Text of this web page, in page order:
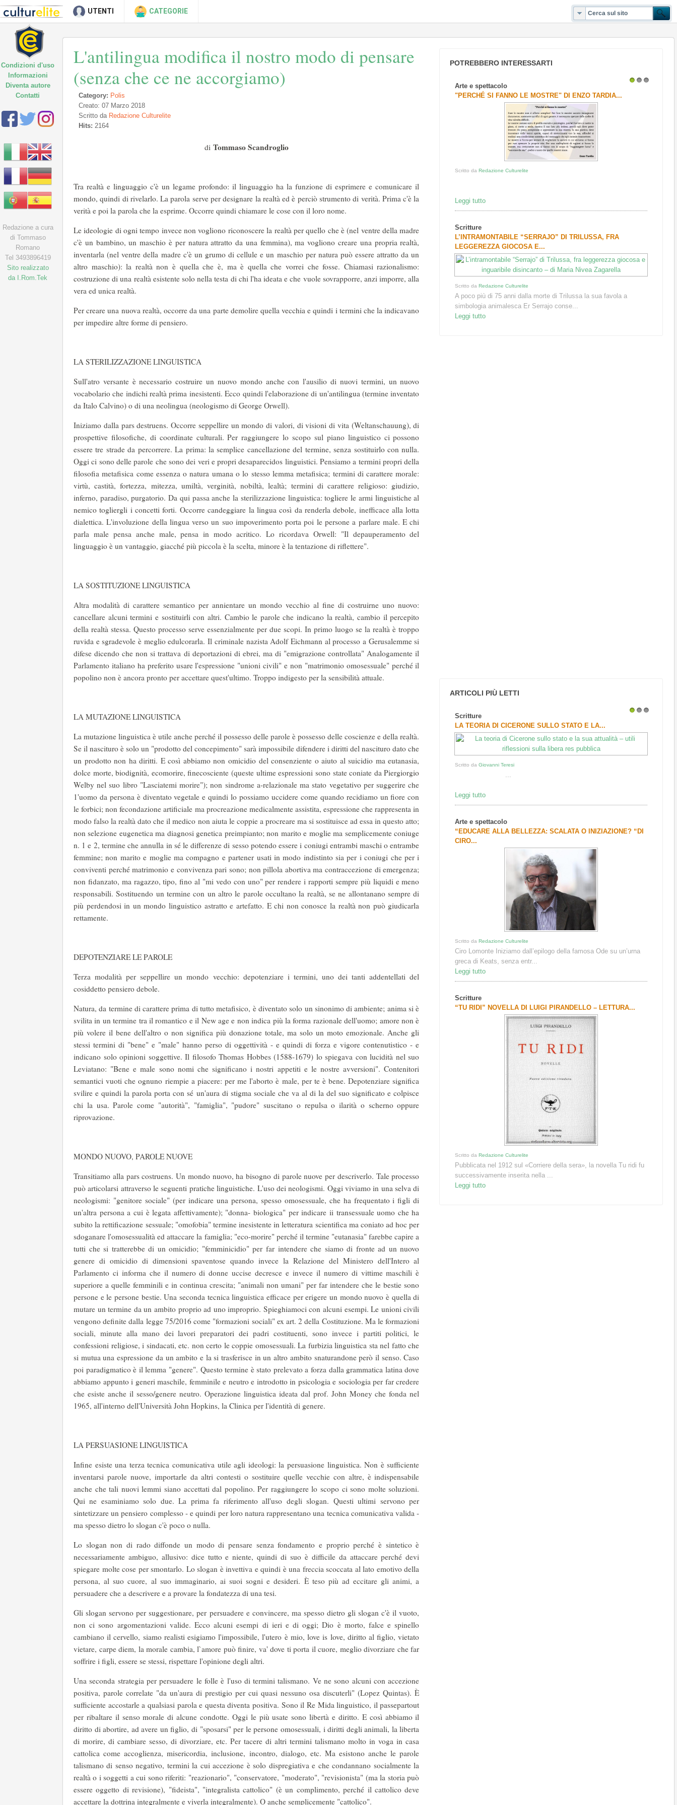
UTENTI CATEGORIE
L'antilingua modifica il nostro modo di pensare
(senza che ce ne accorgiamo)
Category: Polis
Creato: 07 Marzo 2018
Scritto da Redazione Culturelite
Hits: 2164
di Tommaso Scandroglio
Tra realtà e linguaggio c'è un legame profondo: il linguaggio ha la funzione di esprimere e comunicare il
mondo, quindi di rivelarlo. La parola serve per designare la realtà ed è perciò strumento di verità. Prima c'è la
verità e poi la parola che la esprime. Occorre quindi chiamare le cose con il loro nome.
Le ideologie di ogni tempo invece non vogliono riconoscere la realtà per quello che è (nel ventre della madre
c'è un bambino, un maschio è per natura attratto da una femmina), ma vogliono creare una propria realtà,
inventarla (nel ventre della madre c'è un grumo di cellule e un maschio per natura può essere attratto da un
altro maschio): la realtà non è quella che è, ma è quella che vorrei che fosse. Chiamasi razionalismo:
costruzione di una realtà esistente solo nella testa di chi l'ha ideata e che vuole sovrapporre, anzi imporre, alla
vera ed unica realtà.
Per creare una nuova realtà, occorre da una parte demolire quella vecchia e quindi i termini che la indicavano
per impedire altre forme di pensiero.
LA STERILIZZAZIONE LINGUISTICA
Sull'atro versante è necessario costruire un nuovo mondo anche con l'ausilio di nuovi termini, un nuovo
vocabolario che indichi realtà prima inesistenti. Ecco quindi l'elaborazione di un'antilingua (termine inventato
da Italo Calvino) o di una neolingua (neologismo di George Orwell).
Iniziamo dalla pars destruens. Occorre seppellire un mondo di valori, di visioni di vita (Weltanschauung), di
prospettive filosofiche, di coordinate culturali. Per raggiungere lo scopo sul piano linguistico ci possono
essere tre strade da percorrere. La prima: la semplice cancellazione del termine, senza sostituirlo con nulla.
Oggi ci sono delle parole che sono dei veri e propri desaparecidos linguistici. Pensiamo a termini propri della
filosofia metafisica come essenza o natura umana o lo stesso lemma metafisica; termini di carattere morale:
virtù, castità, fortezza, mitezza, umiltà, verginità, nobiltà, lealtà; termini di carattere religioso: giudizio,
inferno, paradiso, purgatorio. Da qui passa anche la sterilizzazione linguistica: togliere le armi linguistiche al
nemico togliergli i concetti forti. Occorre candeggiare la lingua così da renderla debole, inefficace alla lotta
dialettica. L'involuzione della lingua verso un suo impoverimento porta poi le persone a parlare male. E chi
parla male pensa anche male, pensa in modo acritico. Lo ricordava Orwell: "Il depauperamento del
linguaggio è un vantaggio, giacché più piccola è la scelta, minore è la tentazione di riflettere".
LA SOSTITUZIONE LINGUISTICA
Altra modalità di carattere semantico per annientare un mondo vecchio al fine di costruirne uno nuovo:
cancellare alcuni termini e sostituirli con altri. Cambio le parole che indicano la realtà, cambio il percepito
della realtà stessa. Questo processo serve essenzialmente per due scopi. In primo luogo se la realtà è troppo
ruvida e sgradevole è meglio edulcorarla. Il criminale nazista Adolf Eichmann al processo a Gerusalemme si
difese dicendo che non si trattava di deportazioni di ebrei, ma di "emigrazione controllata" Analogamente il
Parlamento italiano ha preferito usare l'espressione "unioni civili" e non "matrimonio omosessuale" perché il
popolino non è ancora pronto per accettare quest'ultimo. Troppo indigesto per la sensibilità attuale.
LA MUTAZIONE LINGUISTICA
La mutazione linguistica è utile anche perché il possesso delle parole è possesso delle coscienze e della realtà.
Se il nascituro è solo un "prodotto del concepimento" sarà impossibile difendere i diritti del nascituro dato che
un prodotto non ha diritti. E così abbiamo non omicidio del consenziente o aiuto al suicidio ma eutanasia,
dolce morte, biodignità, ecomorire, finecosciente (queste ultime espressioni sono state coniate da Piergiorgio
Welby nel suo libro "Lasciatemi morire"); non sindrome a-relazionale ma stato vegetativo per suggerire che
1'uomo da persona è diventato vegetale e quindi lo possiamo uccidere come quando recidiamo un fiore con
le forbici; non fecondazione artificiale ma procreazione medicalmente assistita, espressione che rappresenta in
modo falso la realtà dato che il medico non aiuta le coppie a procreare ma si sostituisce ad essa in questo atto;
non selezione eugenetica ma diagnosi genetica preimpianto; non marito e moglie ma semplicemente coniuge
n. 1 e 2, termine che annulla in sé le differenze di sesso potendo essere i coniugi entrambi maschi o entrambe
femmine; non marito e moglie ma compagno e partener usati in modo indistinto sia per i coniugi che per i
conviventi perché matrimonio e convivenza pari sono; non pillola abortiva ma contraccezione di emergenza;
non fidanzato, ma ragazzo, tipo, fino al "mi vedo con uno" per rendere i rapporti sempre più liquidi e meno
responsabili. Sostituendo un termine con un altro le parole occultano la realtà, se ne allontanano sempre di
più perdendosi in un mondo linguistico astratto e artefatto. E chi non conosce la realtà non può giudicarla
rettamente.
DEPOTENZIARE LE PAROLE
Terza modalità per seppellire un mondo vecchio: depotenziare i termini, uno dei tanti addentellati del
cosiddetto pensiero debole.
Natura, da termine di carattere prima di tutto metafisico, è diventato solo un sinonimo di ambiente; anima si è
svilita in un termine tra il romantico e il New age e non indica più la forma razionale dell'uomo; amore non è
più volere il bene dell'altro o non significa più donazione totale, ma solo un moto emozionale. Anche gli
stessi termini di "bene" e "male" hanno perso di oggettività - e quindi di forza e vigore contenutistico - e
indicano solo opinioni soggettive. Il filosofo Thomas Hobbes (1588-1679) lo spiegava con lucidità nel suo
Leviatano: "Bene e male sono nomi che significano i nostri appetiti e le nostre avversioni". Contenitori
semantici vuoti che ognuno riempie a piacere: per me l'aborto è male, per te è bene. Depotenziare significa
svilire e quindi la parola porta con sé un'aura di stigma sociale che va al di la del suo significato e colpisce
chi la usa. Parole come "autorità", "famiglia", "pudore" suscitano o repulsa o ilarità o scherno oppure
riprovazione.
MONDO NUOVO, PAROLE NUOVE
Transitiamo alla pars costruens. Un mondo nuovo, ha bisogno di parole nuove per descriverlo. Tale processo
può articolarsi attraverso le seguenti pratiche linguistiche. L'uso dei neologismi. Oggi viviamo in una selva di
neologismi: "genitore sociale" (per indicare una persona, spesso omosessuale, che ha frequentato i figli di
un'altra persona a cui è legata affettivamente); "donna- biologica" per indicare ii transessuale uomo che ha
subito la rettificazione sessuale; "omofobia" termine inesistente in letteratura scientifica ma coniato ad hoc per
sdoganare l'omosessualità ed attaccare la famiglia; "eco-morire" perché il termine "eutanasia" farebbe capire a
tutti che si tratterebbe di un omicidio; "femminicidio" per far intendere che siamo di fronte ad un nuovo
genere di omicidio di dimensioni spaventose quando invece la Relazione del Ministero dell'Intero al
Parlamento ci informa che il numero di donne uccise decresce e invece il numero di vittime maschili è
superiore a quelle femminili e in continua crescita; "animali non umani" per far intendere che le bestie sono
persone e le persone bestie. Una seconda tecnica linguistica efficace per erigere un mondo nuovo è quella di
mutare un termine da un ambito proprio ad uno improprio. Spieghiamoci con alcuni esempi. Le unioni civili
vengono definite dalla legge 75/2016 come "formazioni sociali" ex art. 2 della Costituzione. Ma le formazioni
sociali, minute alla mano dei lavori preparatori dei padri costituenti, sono invece i partiti politici, le
confessioni religiose, i sindacati, etc. non certo le coppie omosessuali. La furbizia linguistica sta nel fatto che
si mutua una espressione da un ambito e la si trasferisce in un altro ambito snaturandone però il senso. Caso
poi paradigmatico è il lemma "genere". Questo termine è stato prelevato a forza dalla grammatica latina dove
abbiamo appunto i generi maschile, femminile e neutro e introdotto in psicologia e sociologia per far credere
che esiste anche il sesso/genere neutro. Operazione linguistica ideata dal prof. John Money che fonda nel
1965, all'interno dell'Università John Hopkins, la Clinica per l'identità di genere.
LA PERSUASIONE LINGUISTICA
Infine esiste una terza tecnica comunicativa utile agli ideologi: la persuasione linguistica. Non è sufficiente
inventarsi parole nuove, importarle da altri contesti o sostituire quelle vecchie con altre, è indispensabile
anche che tali nuovi lemmi siano accettati dal popolino. Per raggiungere lo scopo ci sono molte soluzioni.
Qui ne esaminiamo solo due. La prima fa riferimento all'uso degli slogan. Questi ultimi servono per
sintetizzare un pensiero complesso - e quindi per loro natura rappresentano una tecnica comunicativa valida -
ma spesso dietro lo slogan c'è poco o nulla.
Lo slogan non di rado diffonde un modo di pensare senza fondamento e proprio perché è sintetico è
necessariamente ambiguo, allusivo: dice tutto e niente, quindi di suo è difficile da attaccare perché devi
spiegare molte cose per smontarlo. Lo slogan è invettiva e quindi è una freccia scoccata al lato emotivo della
persona, al suo cuore, al suo immaginario, ai suoi sogni e desideri. È teso più ad eccitare gli animi, a
persuadere che a descrivere e a provare la fondatezza di una tesi.
Gli slogan servono per suggestionare, per persuadere e convincere, ma spesso dietro gli slogan c'è il vuoto,
non ci sono argomentazioni valide. Ecco alcuni esempi di ieri e di oggi; Dio è morto, falce e spinello
cambiano il cervello, siamo realisti esigiamo l'impossibile, l'utero è mio, love is love, diritto al figlio, vietato
vietare, carpe diem, la morale cambia, l`amore può finire, va' dove ti porta il cuore, meglio divorziare che far
soffrire i figli, essere se stessi, rispettare l'opinione degli altri.
Una seconda strategia per persuadere le folle è l'uso di termini talismano. Ve ne sono alcuni con accezione
positiva, parole correlate "da un'aura di prestigio per cui quasi nessuno osa discuterli" (Lopez Quintas). È
sufficiente accostarle a qualsiasi parola e questa diventa positiva. Sono il Re Mida linguistico, il passepartout
per ribaltare il senso morale di alcune condotte. Oggi le più usate sono libertà e diritto. E così abbiamo il
diritto di abortire, ad avere un figlio, di "sposarsi" per le persone omosessuali, i diritti degli animali, la liberta
di morire, di cambiare sesso, di divorziare, etc. Per tacere di altri termini talismano molto in voga in casa
cattolica come accoglienza, misericordia, inclusione, incontro, dialogo, etc. Ma esistono anche le parole
talismano di senso negativo, termini la cui accezione è solo dispregiativa e che condannano socialmente la
realtà o i soggetti a cui sono riferiti: "reazionario", "conservatore, "moderato", "revisionista" (ma la storia può
essere oggetto di revisione), "ﬁdeista", "integralista cattolico" (è un complimento, perché il cattolico deve
accettare la dottrina integralmente e viverla integralmente). O anche semplicemente "cattolico".
POTREBBERO INTERESSARTI
Arte e spettacolo
"PERCHÉ SI FANNO LE MOSTRE" DI ENZO TARDIA...
Scritto daRedazione Culturelite
Leggi tutto
Scritture
L’INTRAMONTABILE “SERRAJO” DI TRILUSSA, FRA
LEGGEREZZA GIOCOSA E...
Scritto daRedazione Culturelite
A poco più di 75 anni dalla morte di Trilussa la sua favola a
simbologia animalesca Er Serrajo conse...
Leggi tutto
ARTICOLI PIÙ LETTI
Scritture
LA TEORIA DI CICERONE SULLO STATO E LA...
Scritto daGiovanni Teresi
...
Leggi tutto
Arte e spettacolo
“EDUCARE ALLA BELLEZZA: SCALATA O INIZIAZIONE? “DI
CIRO...
Scritto daRedazione Culturelite
Ciro Lomonte Iniziamo dall’epilogo della famosa Ode su un’urna
greca di Keats, senza entr...
Leggi tutto
Scritture
“TU RIDI” NOVELLA DI LUIGI PIRANDELLO – LETTURA...
Scritto daRedazione Culturelite
Pubblicata nel 1912 sul «Corriere della sera», la novella Tu ridi fu
successivamente inserita nella ...
Leggi tutto
Condizioni d'uso
Informazioni
Diventa autore
Contatti
Redazione a cura
di Tommaso
Romano
Tel 3493896419
Sito realizzato
da I.Rom.Tek